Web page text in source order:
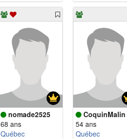
nomade2525
68 ans
Québec
CoquinMalin
54 ans
Québec